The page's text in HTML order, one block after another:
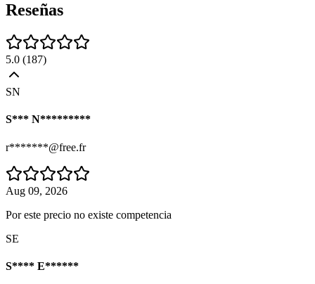
Reseñas
5.0 (187)
SN
S*** N*********
r*******@free.fr
Aug 09, 2026
Por este precio no existe competencia
SE
S**** E******